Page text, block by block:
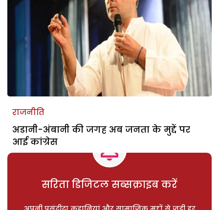
राजनीति
अडानी-अंबानी की जगह अब जनता के मुद्दें पर
आई कांग्रेस
सरिता डिजिटल सब्सक्राइब करें